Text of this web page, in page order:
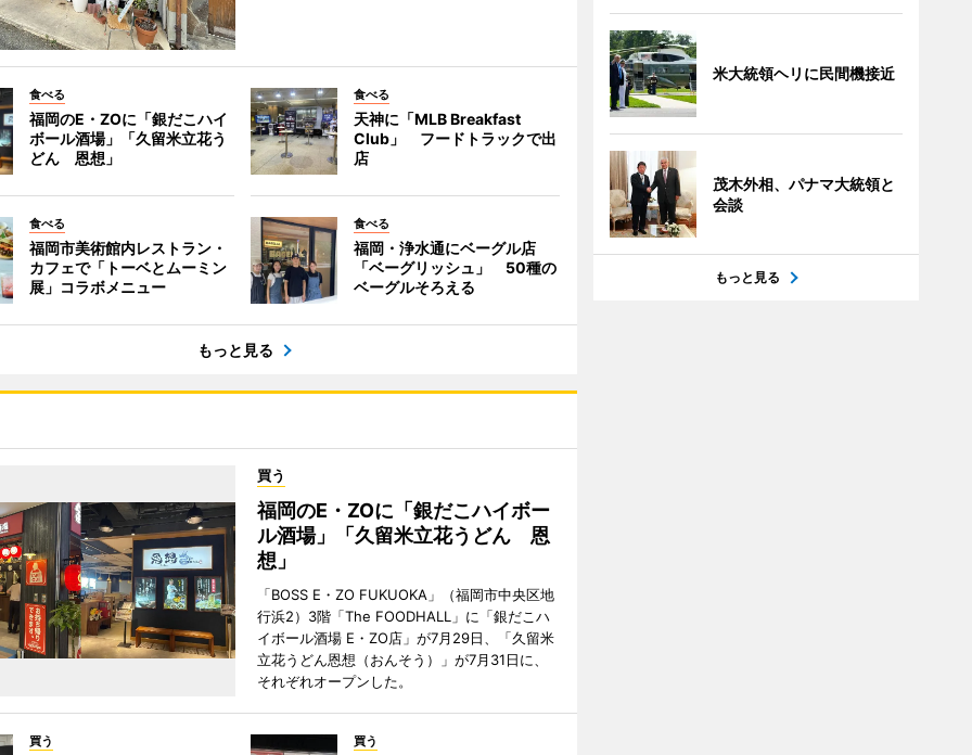
食べる
福岡のE・ZOに「銀だこハイ
ボール酒場」「久留米立花う
どん 恩想」
食べる
天神に「MLB Breakfast
Club」 フードトラックで出
店
食べる
福岡市美術館内レストラン・
カフェで「トーベとムーミン
展」コラボメニュー
食べる
福岡・浄水通にベーグル店
「ベーグリッシュ」 50種の
ベーグルそろえる
もっと見る
買う
福岡のE・ZOに「銀だこハイボー
ル酒場」「久留米立花うどん 恩
想」
「BOSS E・ZO FUKUOKA」（福岡市中央区地
行浜2）3階「The FOODHALL」に「銀だこハ
イボール酒場 E・ZO店」が7月29日、「久留米
立花うどん恩想（おんそう）」が7月31日に、
それぞれオープンした。
買う 買う
米大統領ヘリに民間機接近
茂木外相、パナマ大統領と
会談
もっと見る